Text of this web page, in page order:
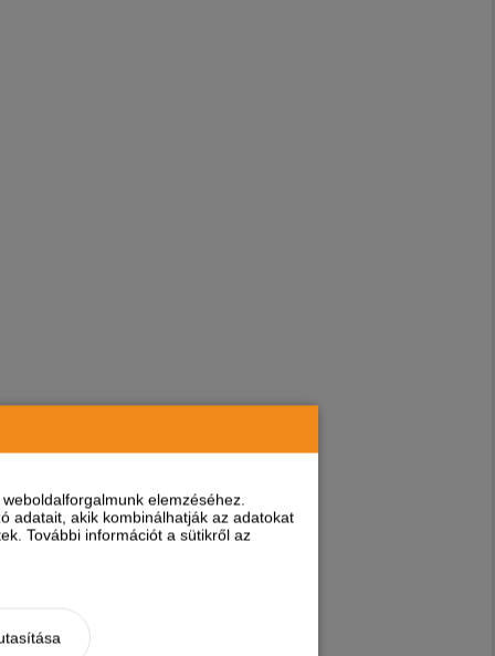
elemzéséhez.
adatait, akik kombinálhatják az adatokat
További információt a sütikről az